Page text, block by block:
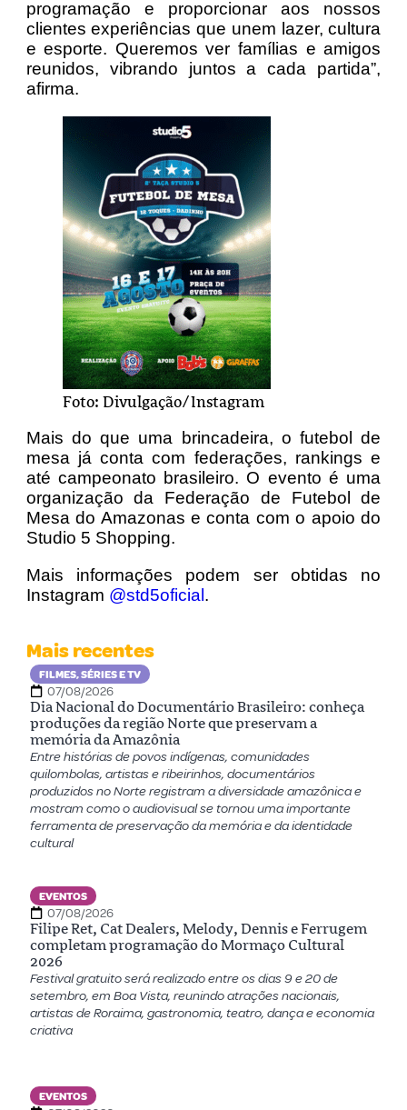
programação e proporcionar aos nossos
clientes experiências que unem lazer, cultura
e esporte. Queremos ver famílias e amigos
reunidos, vibrando juntos a cada partida”,
afirma.
Foto: Divulgação/Instagram
Mais do que uma brincadeira, o futebol de
mesa já conta com federações, rankings e
até campeonato brasileiro. O evento é uma
organização da Federação de Futebol de
Mesa do Amazonas e conta com o apoio do
Studio 5 Shopping.
Mais informações podem ser obtidas no
Instagram @std5oficial.
Mais recentes
FILMES, SÉRIES E TV
07/08/2026
Dia Nacional do Documentário Brasileiro: conheça
produções da região Norte que preservam a
memória da Amazônia
Entre histórias de povos indígenas, comunidades
quilombolas, artistas e ribeirinhos, documentários
produzidos no Norte registram a diversidade amazônica e
mostram como o audiovisual se tornou uma importante
ferramenta de preservação da memória e da identidade
cultural
EVENTOS
07/08/2026
Filipe Ret, Cat Dealers, Melody, Dennis e Ferrugem
completam programação do Mormaço Cultural
2026
Festival gratuito será realizado entre os dias 9 e 20 de
setembro, em Boa Vista, reunindo atrações nacionais,
artistas de Roraima, gastronomia, teatro, dança e economia
criativa
EVENTOS